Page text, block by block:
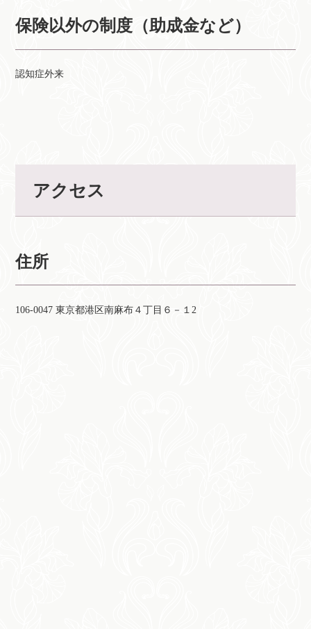
保険以外の制度（助成金など）
認知症外来
アクセス
住所
106-0047 東京都港区南麻布４丁目６－１2